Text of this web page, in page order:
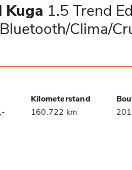
Kuga 1.5 Trend
Clima/
Kilometerstand
160.722 km